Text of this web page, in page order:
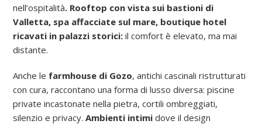
nell’ospitalità. Rooftop con vista sui bastioni di
Valletta, spa affacciate sul mare, boutique hotel
ricavati in palazzi storici: il comfort è elevato, ma mai
distante.
Anche le farmhouse di Gozo, antichi cascinali ristrutturati
con cura, raccontano una forma di lusso diversa: piscine
private incastonate nella pietra, cortili ombreggiati,
silenzio e privacy.Ambienti intimi dove il design